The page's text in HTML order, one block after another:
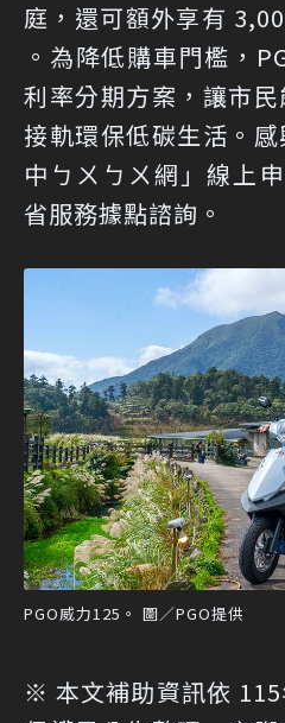
庭，還可額外享有
。為降低購車門檻，
利率分期方案，讓市
接軌環保低碳生活。
中ㄅㄨㄅㄨ網 」線上
省服務據點諮詢。
PGO威力125。 圖／PGO提供
※ 本文補助資訊依